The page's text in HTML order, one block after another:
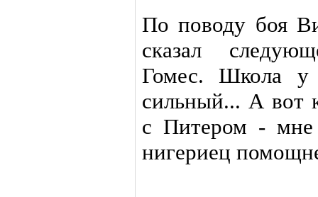
По поводу боя
сказал
Гомес. Школа у
сильный... А вот
с Питером - мне
нигериец